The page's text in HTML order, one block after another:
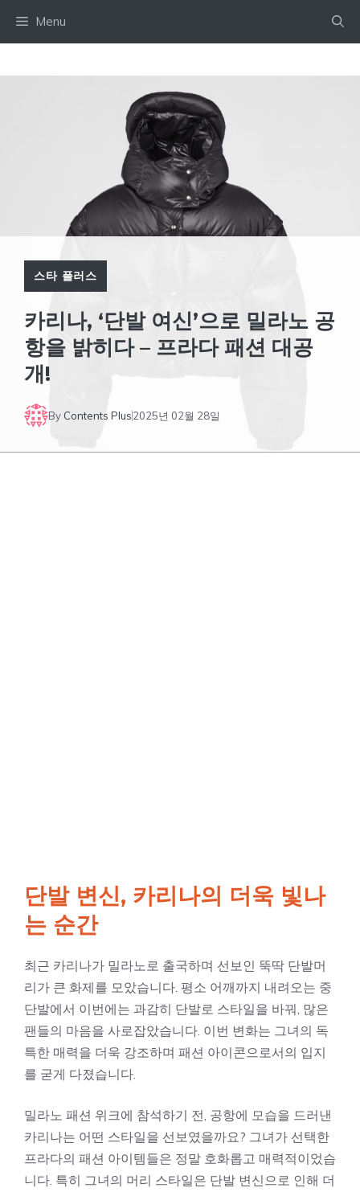
Menu
스타 플러스
카리나, ‘단발 여신’으로 밀라노 공
항을 밝히다 – 프라다 패션 대공
개!
By Contents Plus2025년 02월 28일
단발 변신, 카리나의 더욱 빛나
는 순간
최근 카리나가 밀라노로 출국하며 선보인 뚝딱 단발머
리가 큰 화제를 모았습니다. 평소 어깨까지 내려오는 중
단발에서 이번에는 과감히 단발로 스타일을 바꿔, 많은
팬들의 마음을 사로잡았습니다. 이번 변화는 그녀의 독
특한 매력을 더욱 강조하며 패션 아이콘으로서의 입지
를 굳게 다졌습니다.
밀라노 패션 위크에 참석하기 전, 공항에 모습을 드러낸
카리나는 어떤 스타일을 선보였을까요? 그녀가 선택한
프라다의 패션 아이템들은 정말 호화롭고 매력적이었습
니다. 특히 그녀의 머리 스타일은 단발 변신으로 인해 더